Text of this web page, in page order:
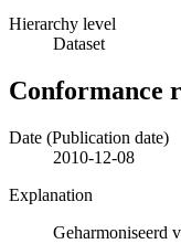
Hierarchy level
Dataset
Conformance
Date (Publication date)
2010-12-08
Explanation
Geharmoniseerd